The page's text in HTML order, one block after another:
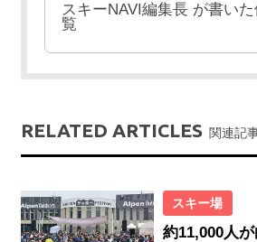
スキーNAVI編集長 が書い
覧
RELATED ARTICLES 関連記
スキー場
約11,000人